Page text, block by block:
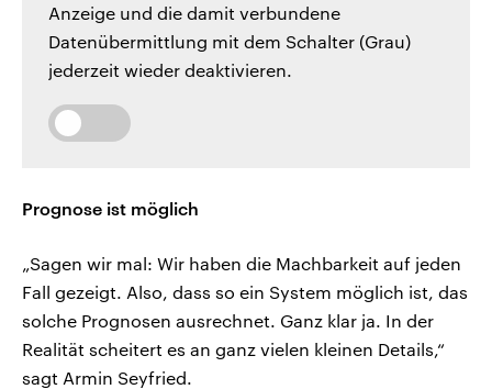
Anzeige und die damit verbundene
Datenübermittlung mit dem Schalter (Grau)
jederzeit wieder deaktivieren.
Prognose ist möglich
„Sagen wir mal: Wir haben die Machbarkeit auf jeden
Fall gezeigt. Also, dass so ein System möglich ist, das
solche Prognosen ausrechnet. Ganz klar ja. In der
Realität scheitert es an ganz vielen kleinen Details,“
sagt Armin Seyfried.